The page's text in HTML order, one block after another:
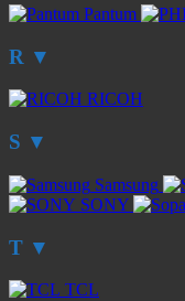
Pantum
R ▼
RICOH
S ▼
Samsung
SONY
T ▼
TCL